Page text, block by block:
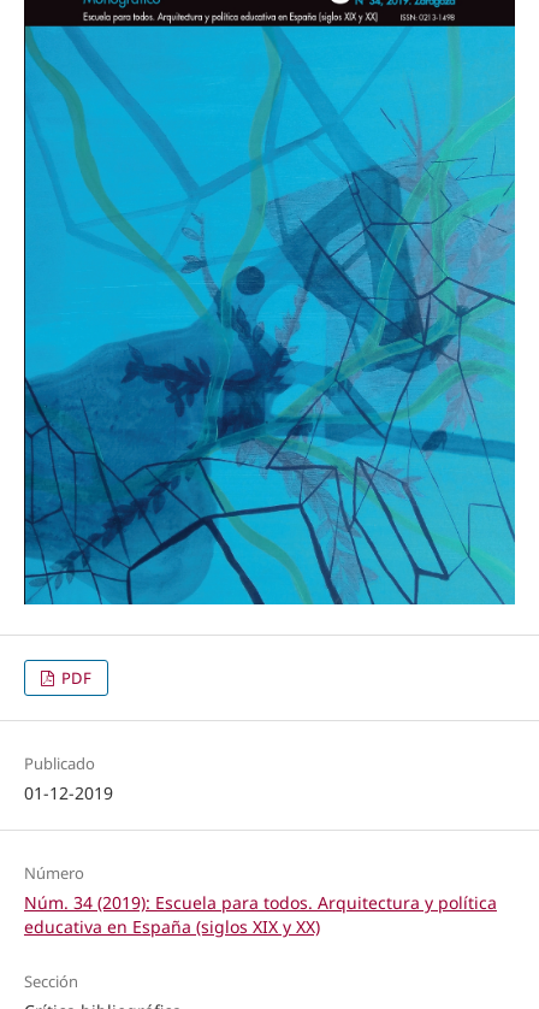
PDF
Publicado
01-12-2019
Número
Núm. 34 (2019): Escuela para todos. Arquitectura y política
educativa en España (siglos XIX y XX)
Sección